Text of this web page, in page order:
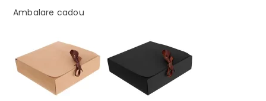
Ambalare cadou